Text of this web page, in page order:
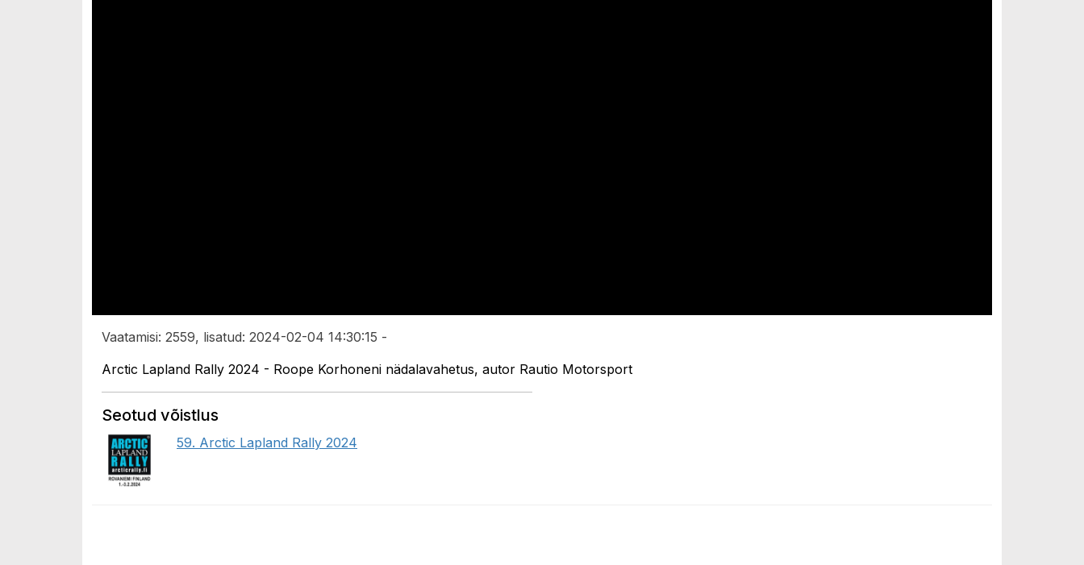
Vaatamisi: 2559, lisatud: 2024-02-04 14:30:15 -
Arctic Lapland Rally 2024 - Roope Korhoneni nädalavahetus, autor Rautio Motorsport
Seotud võistlus
59. Arctic Lapland Rally 2024